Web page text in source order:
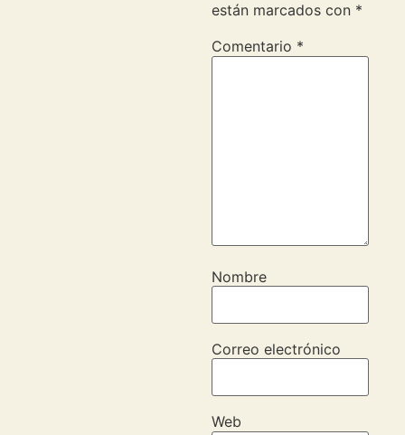
están marcados con *
Comentario *
Nombre
Correo electrónico
Web